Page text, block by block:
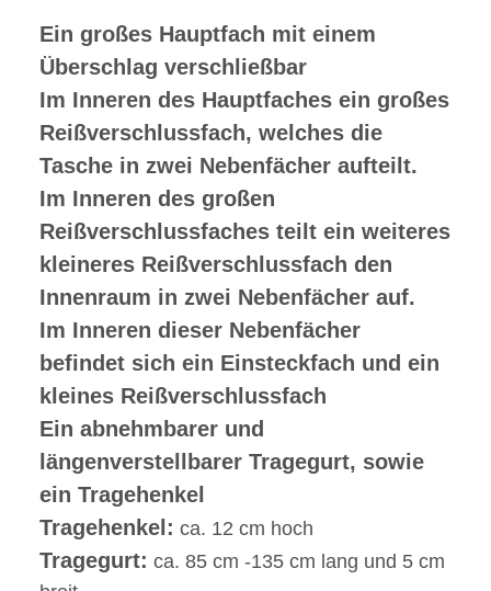
Ein großes Hauptfach mit einem
Überschlag verschließbar
Im Inneren des Hauptfaches ein großes
Reißverschlussfach, welches die
Tasche in zwei Nebenfächer aufteilt.
Im Inneren des großen
Reißverschlussfaches teilt ein weiteres
kleineres Reißverschlussfach den
Innenraum in zwei Nebenfächer auf.
Im Inneren dieser Nebenfächer
befindet sich ein Einsteckfach und ein
kleines Reißverschlussfach
Ein abnehmbarer und
längenverstellbarer Tragegurt, sowie
ein Tragehenkel
Tragehenkel: ca. 12 cm hoch
Tragegurt: ca. 85 cm -135 cm lang und 5 cm